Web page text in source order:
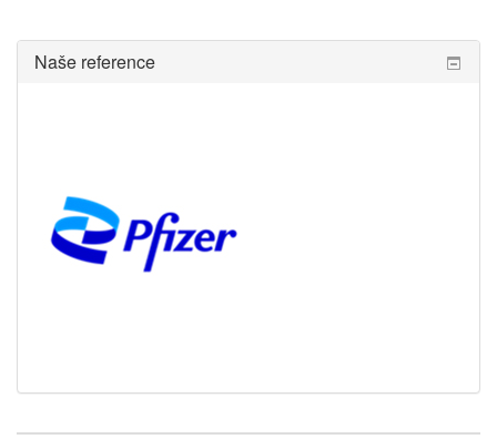
Preskoči
Naše
Naše reference